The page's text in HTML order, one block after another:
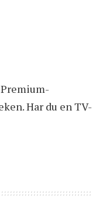
Har du en TV-